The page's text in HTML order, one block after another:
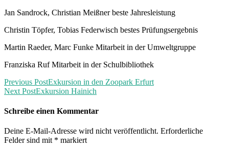
Jan Sandrock, Christian Meißner beste Jahresleistung
Christin Töpfer, Tobias Federwisch bestes Prüfungsergebnis
Martin Raeder, Marc Funke Mitarbeit in der Umweltgruppe
Franziska Ruf Mitarbeit in der Schulbibliothek
Previous PostExkursion in den Zoopark Erfurt
Next PostExkursion Hainich
Schreibe einen Kommentar
Deine E-Mail-Adresse wird nicht veröffentlicht. Erforderliche
Felder sind mit * markiert